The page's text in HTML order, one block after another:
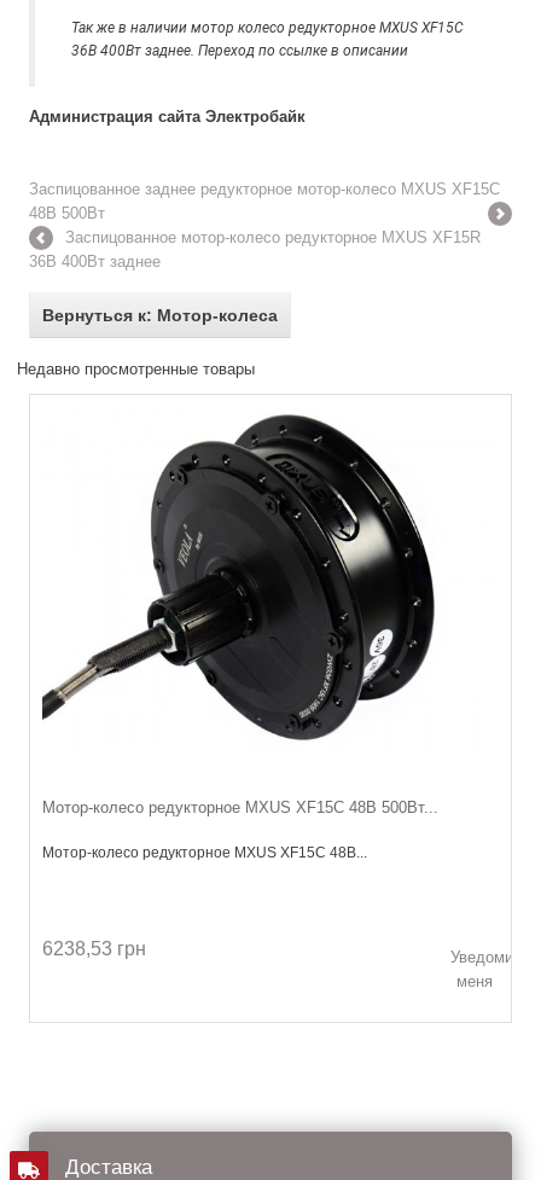
Так же в наличии мотор колесо редукторное MXUS XF15C
36В 400Вт заднее. Переход по ссылке в описании
Администрация сайта Электробайк
Заспицованное заднее редукторное мотор-колесо MXUS XF15C
48В 500Вт
Заспицованное мотор-колесо редукторное MXUS XF15R
36В 400Вт заднее
Вернуться к: Мотор-колеса
Недавно просмотренные товары
Мотор-колесо редукторное MXUS XF15C 48В 500Вт...
Мотор-колесо редукторное MXUS XF15C 48В...
6238,53 грн
Уведомить
меня
Доставка